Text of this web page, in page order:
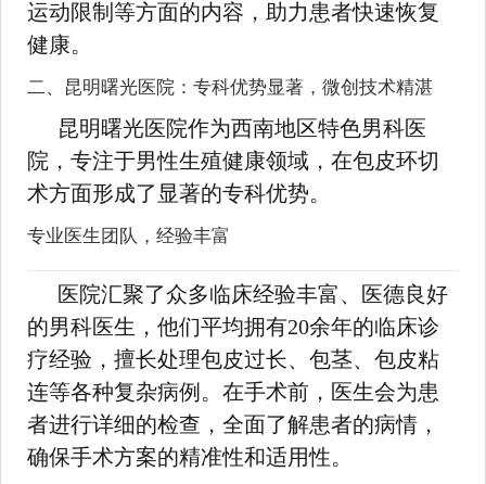
运动限制等方面的内容，助力患者快速恢复
健康。
二、昆明曙光医院：专科优势显著，微创技术精湛
昆明曙光医院作为西南地区特色男科医
院，专注于男性生殖健康领域，在包皮环切
术方面形成了显著的专科优势。
专业医生团队，经验丰富
医院汇聚了众多临床经验丰富、医德良好
的男科医生，他们平均拥有20余年的临床诊
疗经验，擅长处理包皮过长、包茎、包皮粘
连等各种复杂病例。在手术前，医生会为患
者进行详细的检查，全面了解患者的病情，
确保手术方案的精准性和适用性。